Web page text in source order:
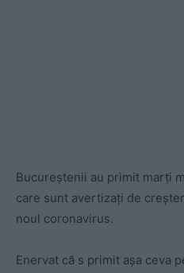
Bucureştenii au primit marți
care sunt avertizați de
noul coronavirus.
Enervat că s primit așa ceva